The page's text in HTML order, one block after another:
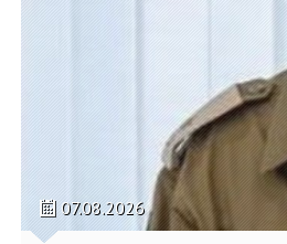
07.08.2026